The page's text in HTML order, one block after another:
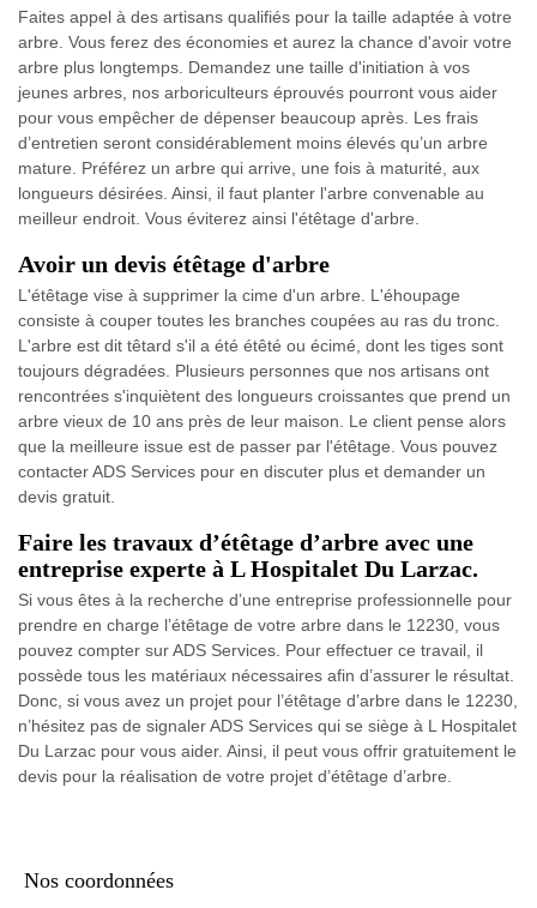
Faites appel à des artisans qualifiés pour la taille adaptée à votre
arbre. Vous ferez des économies et aurez la chance d'avoir votre
arbre plus longtemps. Demandez une taille d'initiation à vos
jeunes arbres, nos arboriculteurs éprouvés pourront vous aider
pour vous empêcher de dépenser beaucoup après. Les frais
d’entretien seront considérablement moins élevés qu’un arbre
mature. Préférez un arbre qui arrive, une fois à maturité, aux
longueurs désirées. Ainsi, il faut planter l'arbre convenable au
meilleur endroit. Vous éviterez ainsi l'étêtage d'arbre.
Avoir un devis étêtage d'arbre
L'étêtage vise à supprimer la cime d'un arbre. L'éhoupage
consiste à couper toutes les branches coupées au ras du tronc.
L'arbre est dit têtard s'il a été étêté ou écimé, dont les tiges sont
toujours dégradées. Plusieurs personnes que nos artisans ont
rencontrées s'inquiètent des longueurs croissantes que prend un
arbre vieux de 10 ans près de leur maison. Le client pense alors
que la meilleure issue est de passer par l'étêtage. Vous pouvez
contacter ADS Services pour en discuter plus et demander un
devis gratuit.
Faire les travaux d’étêtage d’arbre avec une
entreprise experte à L Hospitalet Du Larzac.
Si vous êtes à la recherche d’une entreprise professionnelle pour
prendre en charge l’étêtage de votre arbre dans le 12230, vous
pouvez compter sur ADS Services. Pour effectuer ce travail, il
possède tous les matériaux nécessaires afin d’assurer le résultat.
Donc, si vous avez un projet pour l’étêtage d’arbre dans le 12230,
n’hésitez pas de signaler ADS Services qui se siège à L Hospitalet
Du Larzac pour vous aider. Ainsi, il peut vous offrir gratuitement le
devis pour la réalisation de votre projet d’étêtage d’arbre.
Nos coordonnées